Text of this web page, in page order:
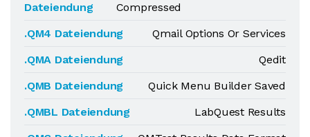
Dateiendung
Compressed
.QM4 Dateiendung
Qmail Options Or Services
.QMA Dateiendung
Qedit
.QMB Dateiendung
Quick Menu Builder Saved
.QMBL Dateiendung
LabQuest Results